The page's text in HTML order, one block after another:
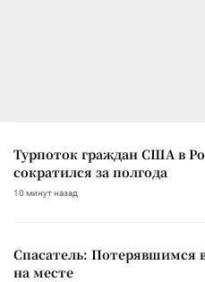
Турпоток граждан США в
сократился за полгода
10 минут назад
Спасатель: Потерявшимся в
на месте